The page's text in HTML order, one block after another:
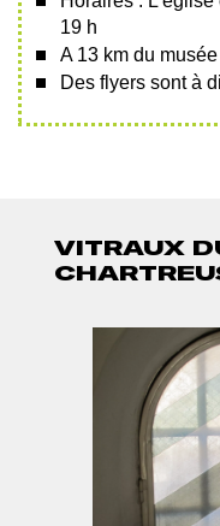
19 h
A 13 km du
Des flyers sont à
VITRAUX
PHOTO
grand